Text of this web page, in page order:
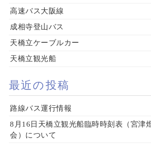
高速バス大阪線
成相寺登山バス
天橋立ケーブルカー
天橋立観光船
最近の投稿
路線バス運行情報
8月16日天橋立観光船臨時時刻表（宮津
会）について